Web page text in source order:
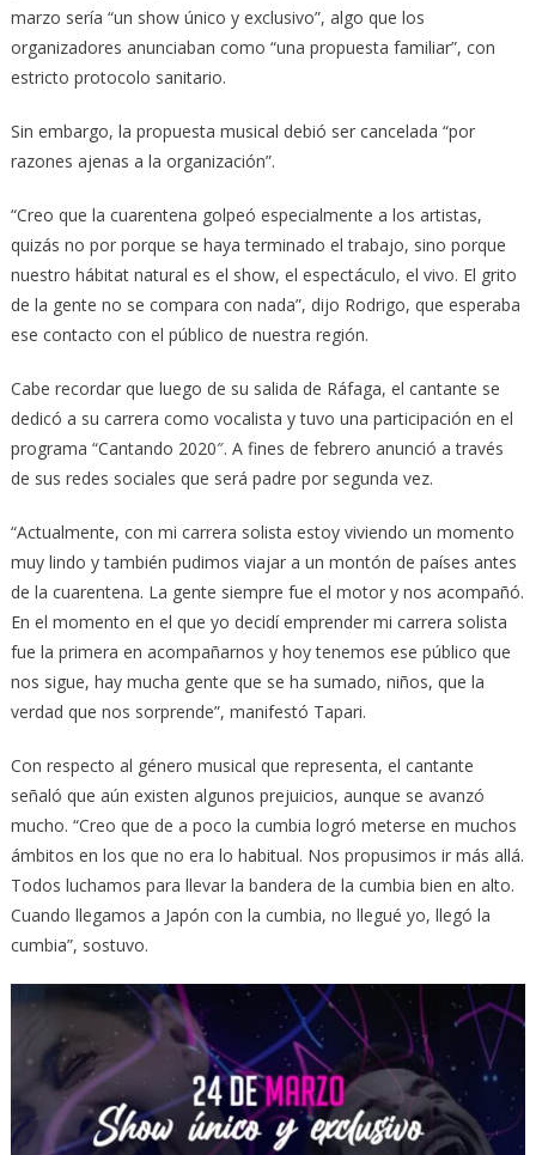
marzo sería “un show único y exclusivo”, algo que los
organizadores anunciaban como “una propuesta familiar”, con
estricto protocolo sanitario.
Sin embargo, la propuesta musical debió ser cancelada “por
razones ajenas a la organización”.
“Creo que la cuarentena golpeó especialmente a los artistas,
quizás no por porque se haya terminado el trabajo, sino porque
nuestro hábitat natural es el show, el espectáculo, el vivo. El grito
de la gente no se compara con nada”, dijo Rodrigo, que esperaba
ese contacto con el público de nuestra región.
Cabe recordar que luego de su salida de Ráfaga, el cantante se
dedicó a su carrera como vocalista y tuvo una participación en el
programa “Cantando 2020″. A fines de febrero anunció a través
de sus redes sociales que será padre por segunda vez.
“Actualmente, con mi carrera solista estoy viviendo un momento
muy lindo y también pudimos viajar a un montón de países antes
de la cuarentena. La gente siempre fue el motor y nos acompañó.
En el momento en el que yo decidí emprender mi carrera solista
fue la primera en acompañarnos y hoy tenemos ese público que
nos sigue, hay mucha gente que se ha sumado, niños, que la
verdad que nos sorprende”, manifestó Tapari.
Con respecto al género musical que representa, el cantante
señaló que aún existen algunos prejuicios, aunque se avanzó
mucho. “Creo que de a poco la cumbia logró meterse en muchos
ámbitos en los que no era lo habitual. Nos propusimos ir más allá.
Todos luchamos para llevar la bandera de la cumbia bien en alto.
Cuando llegamos a Japón con la cumbia, no llegué yo, llegó la
cumbia”, sostuvo.